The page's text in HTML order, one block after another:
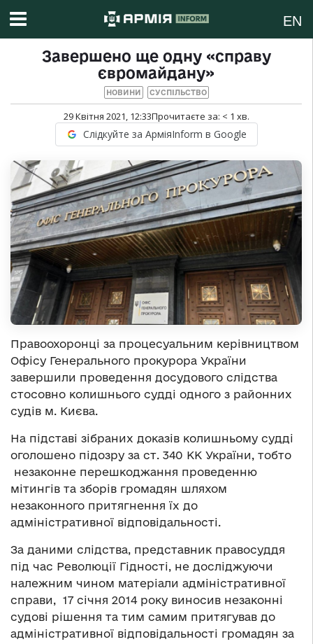
EN
Завершено ще одну «справу
євромайдану»
НОВИНИ СУСПІЛЬСТВО
29 Квітня 2021, 12:33Прочитаєте за: < 1 хв.
Слідкуйте за АрміяInform в Google
Правоохоронці за процесуальним керівництвом
Офісу Генерального прокурора України
завершили проведення досудового слідства
стосовно колишнього судді одного з районних
судів м. Києва.
На підставі зібраних доказів колишньому судді
оголошено підозру за ст. 340 КК України, тобто
незаконне перешкоджання проведенню
мітингів та зборів громадян шляхом
незаконного притягнення їх до
адміністративної відповідальності.
За даними слідства, представник правосуддя
під час Революції Гідності, не досліджуючи
належним чином матеріали адміністративної
справи, 17 січня 2014 року виносив незаконні
судові рішення та тим самим притягував до
адміністративної відповідальності громадян за